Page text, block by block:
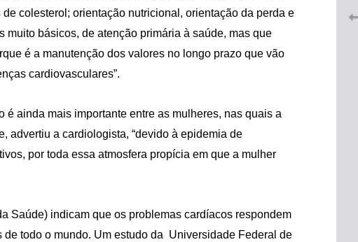
colesterol; orientação nutricional, orientação da perda e
muito básicos, de atenção primária à saúde, mas que
é a manutenção dos valores no longo prazo que vão
cardiovasculares”.
ainda mais importante entre as mulheres, nas quais a
advertiu a cardiologista, “devido à epidemia de
por toda essa atmosfera propícia em que a mulher
Saúde) indicam que os problemas cardíacos respondem
todo o mundo. Um estudo da Universidade Federal de
26 de maio de 2026